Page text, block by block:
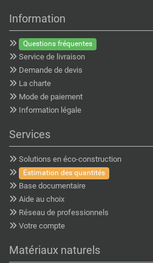
Information
Questions fréquentes
Service de livraison
Demande de devis
La charte
Mode de paiement
Information légale
Services
Solutions en éco-construction
Estimation des quantités
Base documentaire
Aide au choix
Réseau de professionnels
Votre compte
Matériaux naturels